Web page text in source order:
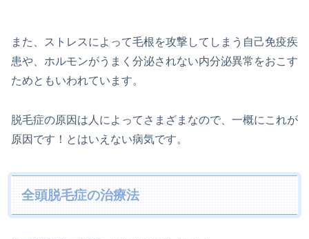
また、ストレスによって毛根を攻撃してしまう自己免疫疾
患や、ホルモンがうまく分泌されない内分泌異常をおこす
ためともいわれています。
脱毛症の原因は人によってさまざまなので、一概にこれが
原因です！とはいえない病気です。
全頭脱毛症の治療法